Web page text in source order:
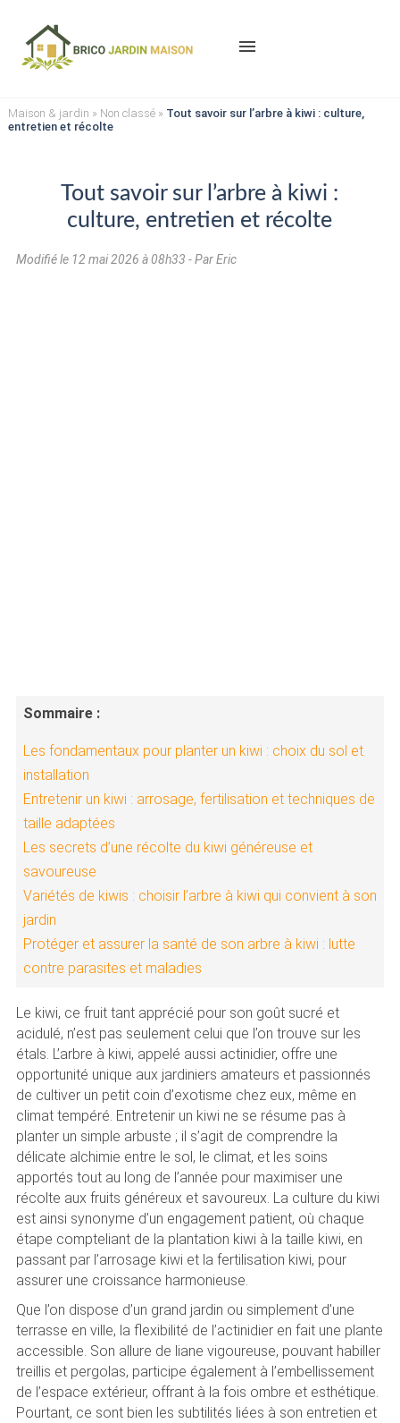
menu
Maison & jardin » Non classé» Tout savoir sur l’arbre à kiwi : culture,
entretien et récolte
Tout savoir sur l’arbre à kiwi :
culture, entretien et récolte
Modifié le 12 mai 2026 à 08h33 - Par Eric
Sommaire :
Les fondamentaux pour planter un kiwi : choix du sol et
installation
Entretenir un kiwi : arrosage, fertilisation et techniques de
taille adaptées
Les secrets d’une récolte du kiwi généreuse et
savoureuse
Variétés de kiwis : choisir l’arbre à kiwi qui convient à son
jardin
Protéger et assurer la santé de son arbre à kiwi : lutte
contre parasites et maladies
Le kiwi, ce fruit tant apprécié pour son goût sucré et
acidulé, n’est pas seulement celui que l’on trouve sur les
étals. L’arbre à kiwi, appelé aussi actinidier, offre une
opportunité unique aux jardiniers amateurs et passionnés
de cultiver un petit coin d’exotisme chez eux, même en
climat tempéré. Entretenir un kiwi ne se résume pas à
planter un simple arbuste ; il s’agit de comprendre la
délicate alchimie entre le sol, le climat, et les soins
apportés tout au long de l’année pour maximiser une
récolte aux fruits généreux et savoureux. La culture du kiwi
est ainsi synonyme d’un engagement patient, où chaque
étape compte­liant de la plantation kiwi à la taille kiwi, en
passant par l’arrosage kiwi et la fertilisation kiwi, pour
assurer une croissance harmonieuse.
Que l’on dispose d’un grand jardin ou simplement d’une
terrasse en ville, la flexibilité de l’actinidier en fait une plante
accessible. Son allure de liane vigoureuse, pouvant habiller
treillis et pergolas, participe également à l’embellissement
de l’espace extérieur, offrant à la fois ombre et esthétique.
Pourtant, ce sont bien les subtilités liées à son entretien et